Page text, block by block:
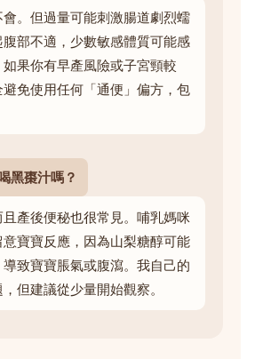
。但過量可能刺激腸道劇烈蠕
部不適，少數敏感體質可能感
果你有早產風險或子宮頸較
免使用任何「通便」偏方，包
黑棗汁嗎？
產後便秘也很常見。哺乳媽咪
寶寶反應，因為山梨糖醇可能
致寶寶脹氣或腹瀉。我自己的
但建議從少量開始觀察。